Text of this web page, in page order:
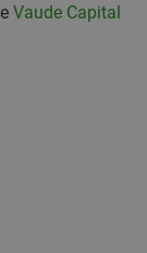
Vaude Capital